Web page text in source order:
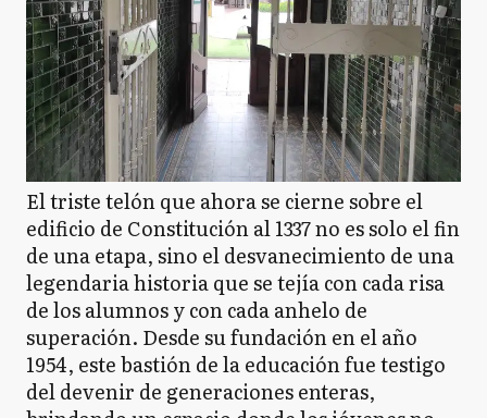
El triste telón que ahora se cierne sobre el
edificio de Constitución al 1337 no es solo el fin
de una etapa, sino el desvanecimiento de una
legendaria historia que se tejía con cada risa
de los alumnos y con cada anhelo de
superación. Desde su fundación en el año
1954, este bastión de la educación fue testigo
del devenir de generaciones enteras,